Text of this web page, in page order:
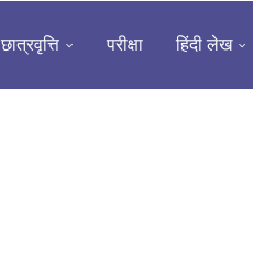
छात्रवृत्ति परीक्षा हिंदी लेख